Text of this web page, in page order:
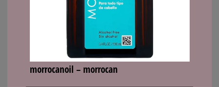
morrocanoil – morrocan